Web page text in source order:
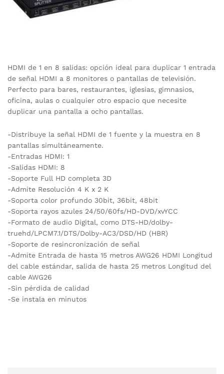
HDMI de 1 en 8 salidas: opción ideal para duplicar 1 entrada
de señal HDMI a 8 monitores o pantallas de televisión.
Perfecto para bares, restaurantes, iglesias, gimnasios,
oficina, aulas o cualquier otro espacio que necesite
duplicar una pantalla a ocho pantallas.
-Distribuye la señal HDMI de 1 fuente y la muestra en 8
pantallas simultáneamente.
-Entradas HDMI: 1
-Salidas HDMI: 8
-Soporte Full HD completa 3D
-Admite Resolución 4 K x 2 K
-Soporta color profundo 30bit, 36bit, 48bit
-Soporta rayos azules 24/50/60fs/HD-DVD/xvYCC
-Formato de audio Digital, como DTS-HD/dolby-
truehd/LPCM7.1/DTS/Dolby-AC3/DSD/HD (HBR)
-Soporte de resincronización de señal
-Admite Entrada de hasta 15 metros AWG26 HDMI Longitud
del cable estándar, salida de hasta 25 metros Longitud del
cable AWG26
-Sin pérdida de calidad
-Se instala en minutos